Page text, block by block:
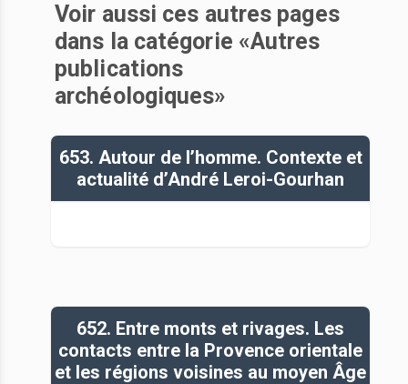
Voir aussi ces autres pages
dans la catégorie «Autres
publications
archéologiques»
653. Autour de l’homme. Contexte et
actualité d’André Leroi-Gourhan
652. Entre monts et rivages. Les
contacts entre la Provence orientale
et les régions voisines au moyen Âge